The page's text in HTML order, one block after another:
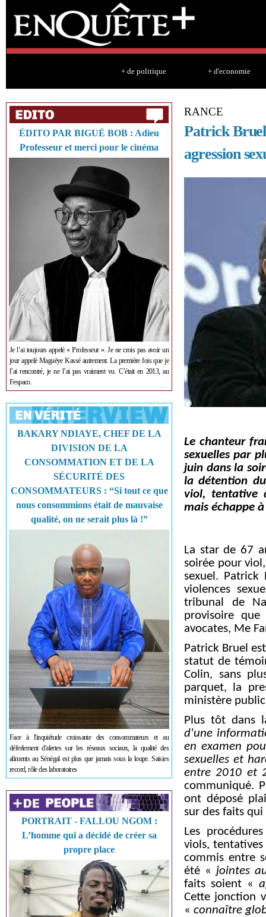
+ de politique + d'economie
ÉDITO PAR BIGUÉ BOB : Adieu
Professeur et merci pour le cinéma
Je l’ai toujours appelé « Professeur ». Je ne crois pas avoir un
jour appelé Maguèye Kassé autrement. La première fois que je
l’ai rencontré, je ne l’ai pas vraiment vu. C’était en 2013, au
Fespaco.
BAKARY NDIAYE, CHEF DE LA
DIVISION DE LA
CONSOMMATION ET DE LA
SÉCURITÉ DES
CONSOMMATEURS : “Si tout ce que
nous consommions était de mauvaise
qualité, on ne serait plus là !”
Face à l'inquiétude croissante des consommateurs et au
déferlement d'alertes sur les réseaux sociaux, la qualité des
aliments au Sénégal est plus que jamais sous la loupe. Saisies
record, rôle des laboratoires
PORTRAIT - FALLOU NGOM :
L’homme qui a décidé de créer sa
propre place
RANCE
Patrick
agression
Le chanteur
sexuelles par
juin dans la
la détention
viol, tentative
mais échappe
La star de 67
soirée pour
sexuel.
violences
tribunal de
provisoire
avocates, Me
Patrick Bruel
statut de
Colin, sans
parquet, la
ministère
Plus tôt dans
d'une
en examen
sexuelles et
entre 2010 et
communiqué.
ont déposé
sur des faits
Les
viols, tentatives
commis entre
été « jointes
faits soient «
Cette jonction
« connaître